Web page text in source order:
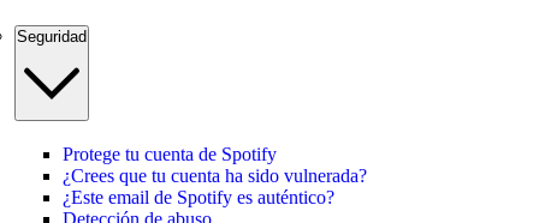
Seguridad
Protege tu cuenta de Spotify
¿Crees que tu cuenta ha sido vulnerada?
¿Este email de Spotify es auténtico?